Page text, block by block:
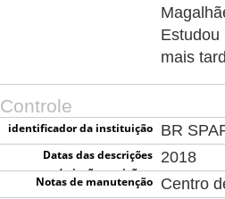
Estudou
mais
Controle
identificador da instituição BR
Datas das descrições
(criação, revisão e
eliminação)
2018
Notas de manutenção Centro